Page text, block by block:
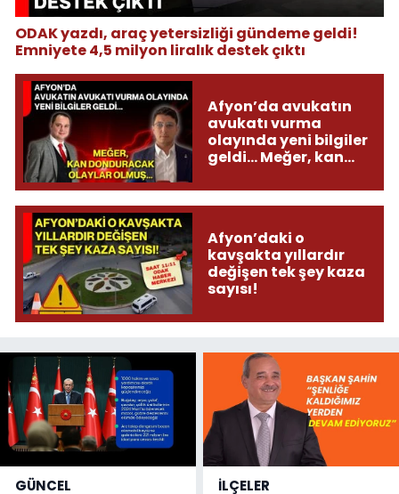
ODAK yazdı, araç yetersizliği gündeme geldi!
Emniyete 4,5 milyon liralık destek çıktı
Afyon’da avukatın
avukatı vurma
olayında yeni bilgiler
geldi... Meğer, kan
olmuş...
Afyon’daki o
kavşakta yıllardır
değişen tek şey kaza
sayısı!
GÜNCEL İLÇELER